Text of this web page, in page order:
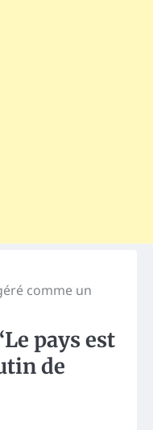
comme un
pays est
de